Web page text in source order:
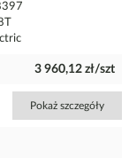
3 960,12 zł/szt
Pokaż szczegóły